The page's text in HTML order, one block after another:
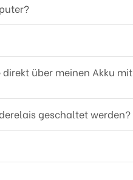
über meinen Akku mit
geschaltet werden?